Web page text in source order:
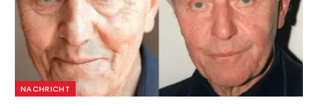
NACHRICHT